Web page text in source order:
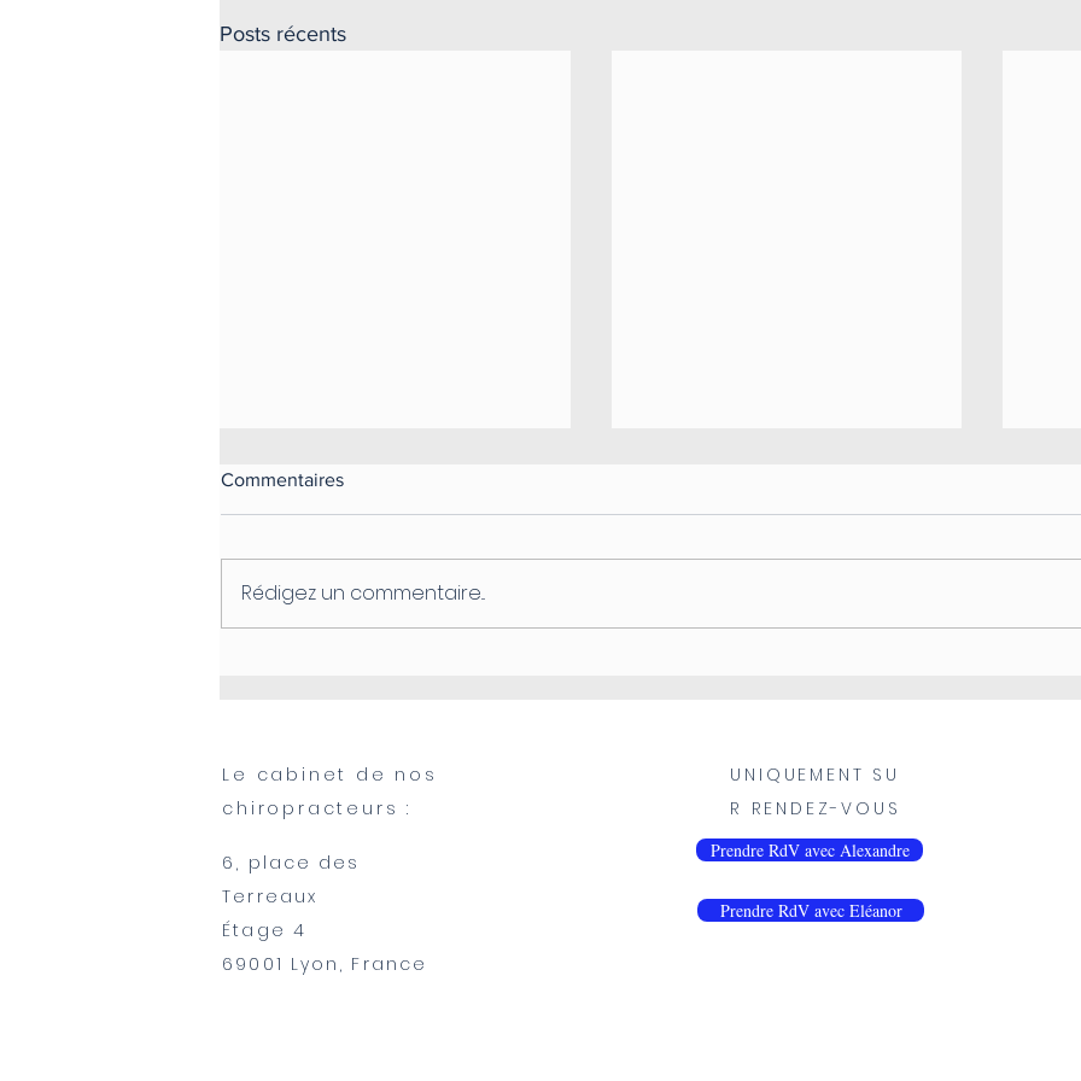
Posts récents
Le stress, notre ennemi
Commentaires
Rédigez un commentaire...
Le cabinet de nos
chiropracteurs :
6, place des
Terreaux
​Étage 4
69001 Lyon, France
UNIQUEMENT SU
R RENDEZ-VOUS
Prendre RdV avec Alexandre
Prendre RdV avec Eléanor